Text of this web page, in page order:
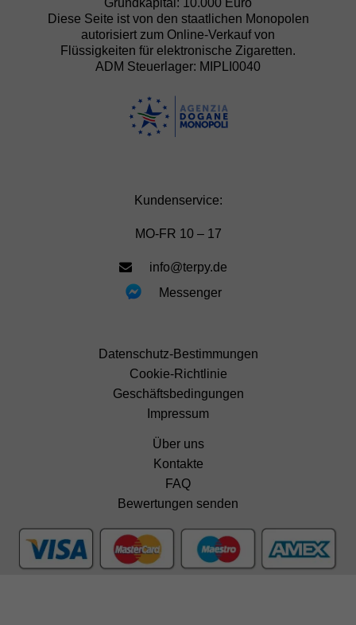
Diese Seite ist von den staatlichen Monopolen
autorisiert zum Online-Verkauf von
Flüssigkeiten für elektronische Zigaretten.
ADM Steuerlager: MIPLI0040
Kundenservice:
MO-FR 10 – 17
info@terpy.de
Messenger
Datenschutz-Bestimmungen
Cookie-Richtlinie
Geschäftsbedingungen
Impressum
Über uns
Kontakte
FAQ
Bewertungen senden